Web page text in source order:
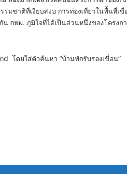
มชาติที่เงียบสงบ การท่องเที่ยวในพื้นที่เขื่
น กฟผ. ภูมิใจที่ได้เป็นส่วนหนึ่งของโครงก
โดยใส่คำค้นหา “บ้านพักรับรองเขื่อน”